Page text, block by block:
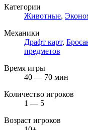
Категории
Животные,
Механики
Драфт карт,
предметов
Время игры
40 — 70 мин
Количество игроков
1 — 5
Возраст игроков